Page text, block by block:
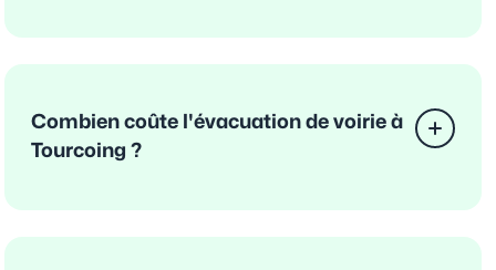
Combien coûte l'évacuation de voirie à
Tourcoing ?